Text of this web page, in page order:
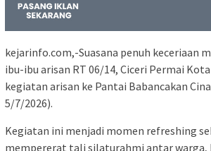
kejarinfo.com,-Suasana penuh keceriaan
ibu-ibu arisan RT 06/14, Ciceri Permai
kegiatan arisan ke Pantai Babancakan
5/7/2026).
Kegiatan ini menjadi momen refreshing
mempererat tali silaturahmi antar warga,